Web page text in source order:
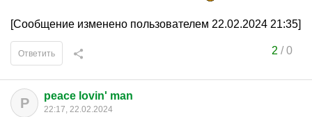
[Сообщение изменено пользователем 22.02.2024 21:35]
2 /0
Ответить
P peace lovin' man
22:17, 22.02.2024